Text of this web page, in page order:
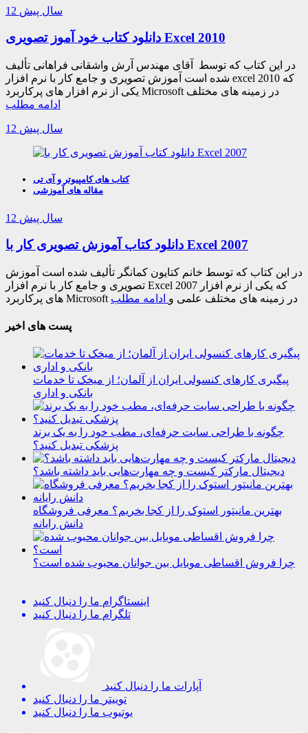
12 سال پیش
دانلود کتاب خود آموز تصویری Excel 2010
در این کتاب که توسط آقای مهندس آرش واشقانی فراهانی تألیف
شده است آموزش تصویری و جامع کار با نرم افزار excel 2010 که
یکی از نرم افزار های پرکاربرد Microsoft در زمینه های مختلف
ادامه مطلب
12 سال پیش
کتاب های کامپیوتر و آی تی
مقاله های آموزشی
12 سال پیش
دانلود کتاب آموزش تصویری کار با Excel 2007
در این کتاب که توسط خانم کتایون کمانگر تألیف شده است آموزش
تصویری و جامع کار با نرم افزار Excel 2007 که یکی از نرم افزار
های پرکاربرد Microsoft در زمینه های مختلف علمی و ادامه مطلب
پست های اخیر
پیگیری کارهای کنسولی ایران از آلمان؛ از میخک تا خدمات
بانکی و اداری
چگونه با طراحی سایت حرفه‌ای، مطب خود را به یک برند
پزشکی تبدیل کنید؟
دیجیتال مارکتر کیست و چه مهارت‌هایی باید داشته باشد؟
بهترین مانیتور استوک را از کجا بخریم؟ معرفی فروشگاه
دانش رایانه
چرا فروش اقساطی موبایل بین جوانان محبوب شده است؟
اینستاگرام ما را دنبال کنید
تلگرام ما را دنبال کنید
آپارات ما را دنبال کنید
توییتر ما را دنبال کنید
یوتیوب ما را دنبال کنید